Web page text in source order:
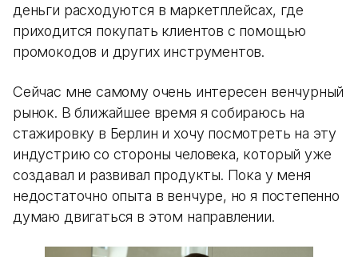
деньги расходуются в маркетплейсах, где
приходится покупать клиентов с помощью
промокодов и других инструментов.
Сейчас мне самому очень интересен венчурный
рынок. В ближайшее время я собираюсь на
стажировку в Берлин и хочу посмотреть на эту
индустрию со стороны человека, который уже
создавал и развивал продукты. Пока у меня
недостаточно опыта в венчуре, но я постепенно
думаю двигаться в этом направлении.